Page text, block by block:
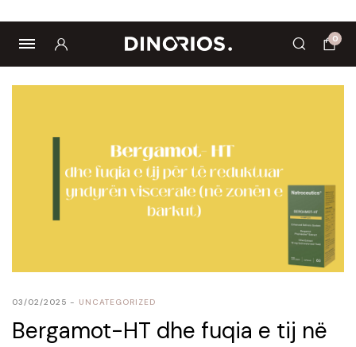
0
03/02/2025 UNCATEGORIZED
Bergamot-HT dhe fuqia e tij në